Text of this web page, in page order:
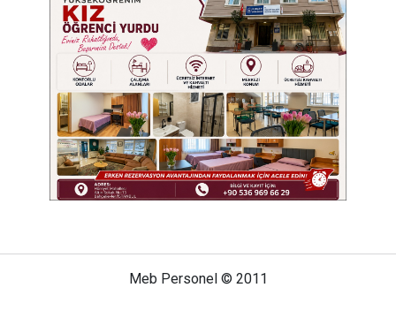
Meb Personel © 2011